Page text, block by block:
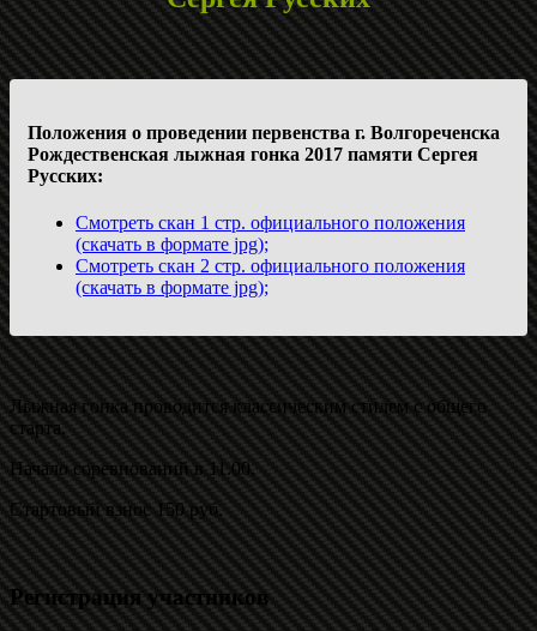
Положения о проведении первенства г. Волгореченска
Рождественская лыжная гонка 2017 памяти Сергея
Русских:
Смотреть скан 1 стр. официального положения
(скачать в формате jpg);
Смотреть скан 2 стр. официального положения
(скачать в формате jpg);
Лыжная гонка проводится классическим стилем с общего
старта.
Начало соревнований в 11.00.
Стартовый взнос 150 руб.
Регистрация участников